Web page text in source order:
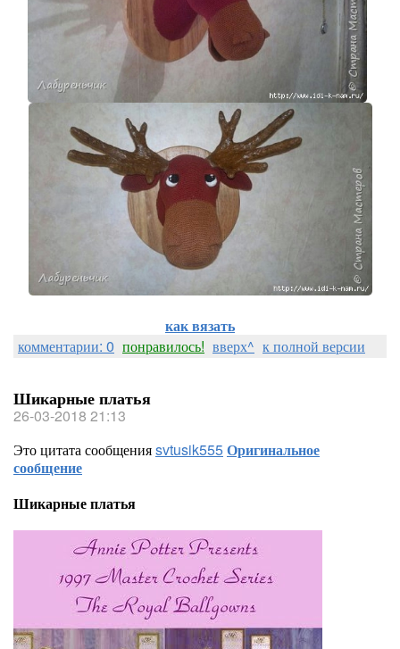
как вязать
комментарии: 0 понравилось! вверх^ к полной версии
Шикарные платья
26-03-2018 21:13
Это цитата сообщенияsvtusik555Оригинальное
сообщение
Шикарные платья